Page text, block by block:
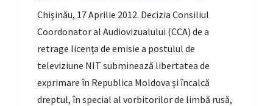
Chişinău, 17 Aprilie 2012. Decizia Consiliul
Coordonator al Audiovizualului (CCA) de a
retrage licenţa de emisie a postulul de
televiziune NIT subminează libertatea de
exprimare în Republica Moldova şi încalcă
dreptul, în special al vorbitorilor de limbă rusă,